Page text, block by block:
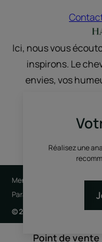
Point de vente
Réalisez une
Ici, nous vous
inspirons. Le
envies, vos
discute, on
Mentions légales
Paramètres des cookies
© 2026 René Furterer